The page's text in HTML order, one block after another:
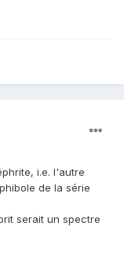
i.e. l'autre
de la série
serait un spectre